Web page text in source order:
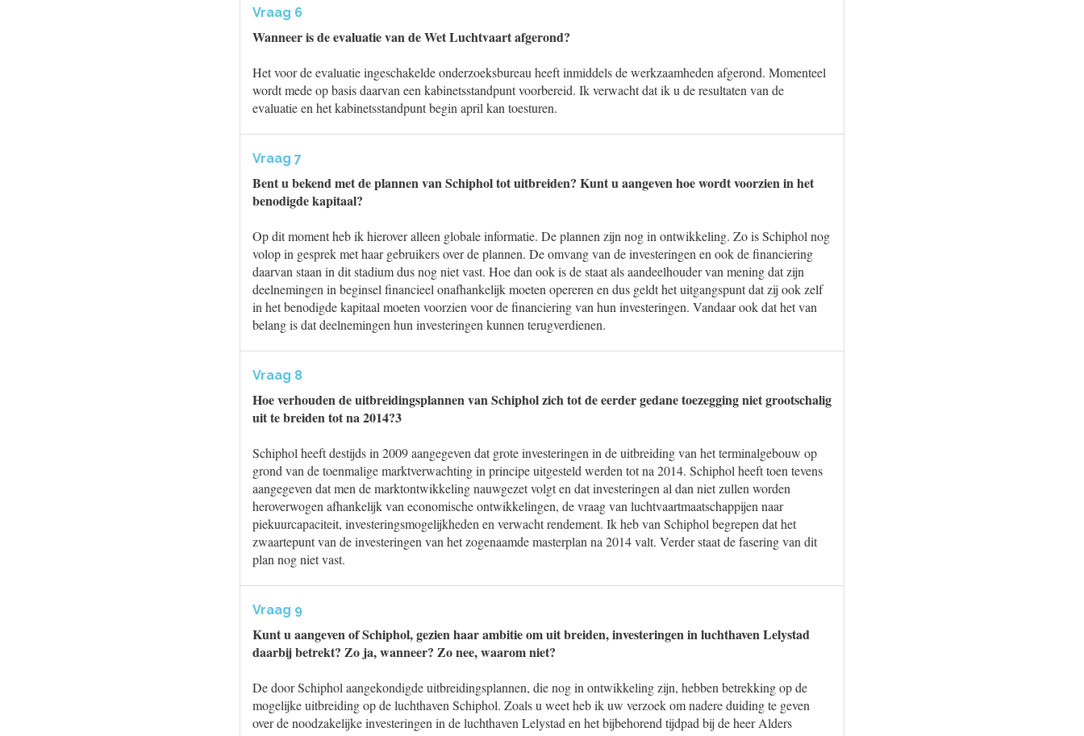
Vraag 6
Wanneer is de evaluatie van de Wet Luchtvaart afgerond?
Het voor de evaluatie ingeschakelde onderzoeksbureau heeft inmiddels de werkzaamheden afgerond. Momenteel
wordt mede op basis daarvan een kabinetsstandpunt voorbereid. Ik verwacht dat ik u de resultaten van de
evaluatie en het kabinetsstandpunt begin april kan toesturen.
Vraag 7
Bent u bekend met de plannen van Schiphol tot uitbreiden? Kunt u aangeven hoe wordt voorzien in het
benodigde kapitaal?
Op dit moment heb ik hierover alleen globale informatie. De plannen zijn nog in ontwikkeling. Zo is Schiphol nog
volop in gesprek met haar gebruikers over de plannen. De omvang van de investeringen en ook de financiering
daarvan staan in dit stadium dus nog niet vast. Hoe dan ook is de staat als aandeelhouder van mening dat zijn
deelnemingen in beginsel financieel onafhankelijk moeten opereren en dus geldt het uitgangspunt dat zij ook zelf
in het benodigde kapitaal moeten voorzien voor de financiering van hun investeringen. Vandaar ook dat het van
belang is dat deelnemingen hun investeringen kunnen terugverdienen.
Vraag 8
Hoe verhouden de uitbreidingsplannen van Schiphol zich tot de eerder gedane toezegging niet grootschalig
uit te breiden tot na 2014?3
Schiphol heeft destijds in 2009 aangegeven dat grote investeringen in de uitbreiding van het terminalgebouw op
grond van de toenmalige marktverwachting in principe uitgesteld werden tot na 2014. Schiphol heeft toen tevens
aangegeven dat men de marktontwikkeling nauwgezet volgt en dat investeringen al dan niet zullen worden
heroverwogen afhankelijk van economische ontwikkelingen, de vraag van luchtvaartmaatschappijen naar
piekuurcapaciteit, investeringsmogelijkheden en verwacht rendement. Ik heb van Schiphol begrepen dat het
zwaartepunt van de investeringen van het zogenaamde masterplan na 2014 valt. Verder staat de fasering van dit
plan nog niet vast.
Vraag 9
Kunt u aangeven of Schiphol, gezien haar ambitie om uit breiden, investeringen in luchthaven Lelystad
daarbij betrekt? Zo ja, wanneer? Zo nee, waarom niet?
De door Schiphol aangekondigde uitbreidingsplannen, die nog in ontwikkeling zijn, hebben betrekking op de
mogelijke uitbreiding op de luchthaven Schiphol. Zoals u weet heb ik uw verzoek om nadere duiding te geven
over de noodzakelijke investeringen in de luchthaven Lelystad en het bijbehorend tijdpad bij de heer Alders